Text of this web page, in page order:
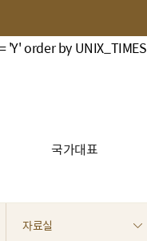
read_num,
board_files c where
order by
국가대표
자료실